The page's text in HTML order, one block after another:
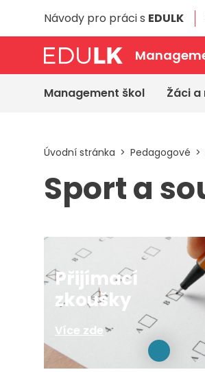
Návody pro práci s EDULK
Management škol Žáci
Úvodní stránka Pedagogové
Sport a
Přijímací
zkoušky
Více zde